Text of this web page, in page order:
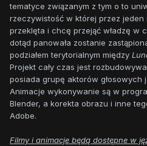
tematyce związanym z tym o to
rzeczywistość w której przez jeden
przeklęta i chcę przejąć władzę w
dotąd panowała zostanie
podziałem terytorialnym między
Projekt cały czas jest
posiada grupę aktorów głosowych
Animacje wykonywanie są w
Blender, a korekta obrazu i inne
Adobe.
Filmy i animacje będą dostępne w